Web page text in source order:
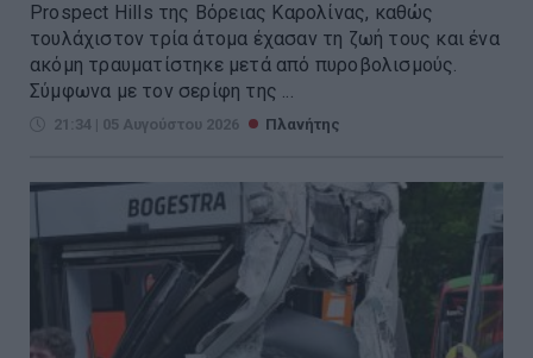
Prospect Hills της Βόρειας Καρολίνας, καθώς
τουλάχιστον τρία άτομα έχασαν τη ζωή τους και ένα
ακόμη τραυματίστηκε μετά από πυροβολισμούς.
Σύμφωνα με τον σερίφη της ...
21:34 | 05 Αυγούστου 2026 Πλανήτης